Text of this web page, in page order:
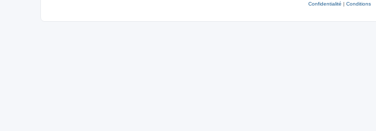
Confidentialité | Conditions